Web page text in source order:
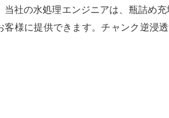
当社の水処理エンジニアは、瓶詰め
客様に提供できます。チャンク逆浸